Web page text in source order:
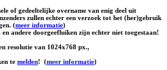
of gedeeltelijke overname van enig deel uit
zullen echter een verzoek tot het (her)gebruik
(meer informatie)
andere doorgeefluiken zijn echter niet toegestaan!
resolutie van 1024x768 px.,
te melden! (meer informatie)